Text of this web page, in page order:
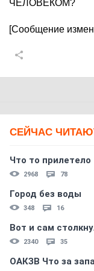
ЧЕЛОВЕКОМ?
[Сообщение
СЕЙЧАС
Что то прилетело
2968 78
Город без воды
348 16
Вот и сам
2340 35
ОАКЗВ Что за